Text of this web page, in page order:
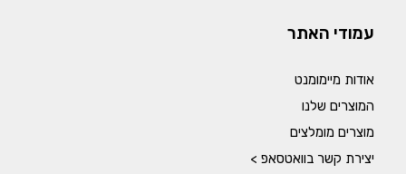
עמודי האתר
אודות מיימומנט
המוצרים שלנו
מוצרים מומלצים
יצירת קשר בוואטסאפ >